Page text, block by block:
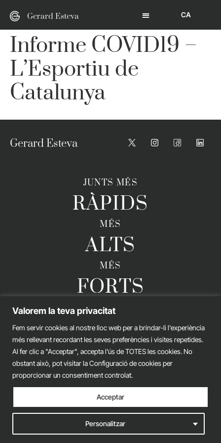
Valorem la teva privacitat
Fem servir cookies al nostre lloc web per a brindar-li l'experiència
més rellevant recordant les seves preferències i visites repetides.
Al fer clic a "Acceptar", accepta l'ús de TOTES les cookies. No
obstant això, pot visitar la Configuració de cookies per
proporcionar un consentiment controlat.
Personalitzar
Acceptar
Gerard Esteva CA
Informe COVID19 –
L’Esportiu de
Catalunya
Gerard Esteva
JUNTS MÉS
RÀPIDS
MÉS
ALTS
MÉS
FORTS
GERARD ESTEVA © 2026. TOTS ELS DRETS RESERVATS
Avís legalPolítica de privacitat Política de cookies
iònic.web